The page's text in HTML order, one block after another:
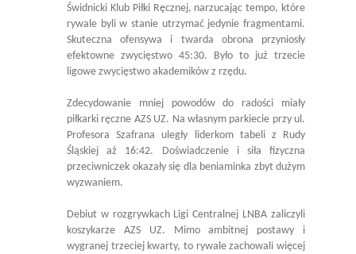
Świdnicki Klub Piłki Ręcznej, narzucając tempo, które
rywale byli w stanie utrzymać jedynie fragmentami.
Skuteczna ofensywa i twarda obrona przyniosły
efektowne zwycięstwo 45:30. Było to już trzecie
ligowe zwycięstwo akademików z rzędu.
Zdecydowanie mniej powodów do radości miały
piłkarki ręczne AZS UZ. Na własnym parkiecie przy ul.
Profesora Szafrana uległy liderkom tabeli z Rudy
Śląskiej aż 16:42. Doświadczenie i siła fizyczna
przeciwniczek okazały się dla beniaminka zbyt dużym
wyzwaniem.
Debiut w rozgrywkach Ligi Centralnej LNBA zaliczyli
koszykarze AZS UZ. Mimo ambitnej postawy i
wygranej trzeciej kwarty, to rywale zachowali więcej